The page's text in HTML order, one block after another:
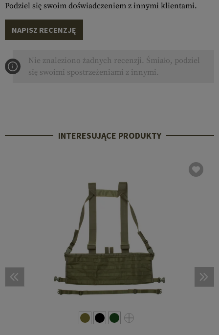
Podziel się swoim doświadczeniem z innymi klientami.
NAPISZ RECENZJĘ
Nie znaleziono żadnych recenzji. Śmiało, podziel
się swoimi spostrzeżeniami z innymi.
INTERESUJĄCE PRODUKTY